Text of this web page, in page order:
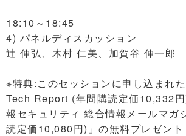
18:10～18:45
4) パネルディスカッション
辻 伸弘、木村 仁美、加賀谷 伸一郎
※特典:このセッションに申し込まれ
Tech Report (年間購読定価10,332
報セキュリティ 総合情報メールマガ
読定価10,080円)」の無料プレゼント